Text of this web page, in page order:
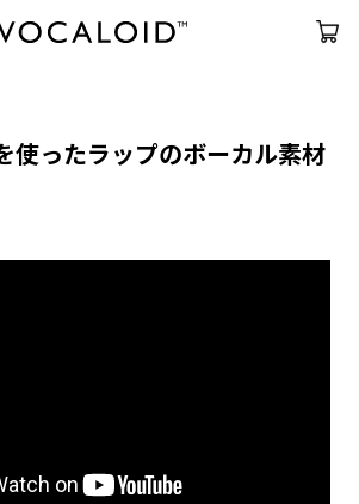
使ったラップのボーカル素材